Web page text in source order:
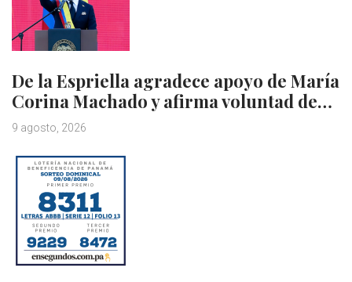
De la Espriella agradece apoyo de María
Corina Machado y afirma voluntad de…
9 agosto, 2026